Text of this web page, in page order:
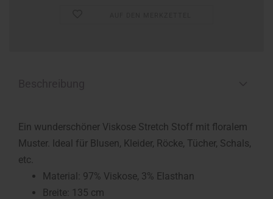
Ein wunderschöner Viskose Stretch Stoff mit floralem
Muster. Ideal für Blusen, Kleider, Röcke, Tücher, Schals,
etc.
Material: 97% Viskose, 3% Elasthan
Breite: 135 cm